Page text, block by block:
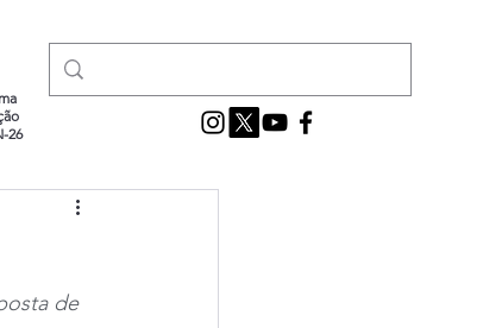
26
de